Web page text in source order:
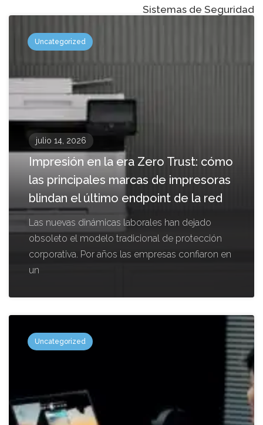
Sistemas de Seguridad
Uncategorized
julio 14, 2026
Impresión en la era Zero Trust: cómo
las principales marcas de impresoras
blindan el último endpoint de la red
Las nuevas dinámicas laborales han dejado
obsoleto el modelo tradicional de protección
corporativa. Por años las empresas confiaron en
un
Uncategorized